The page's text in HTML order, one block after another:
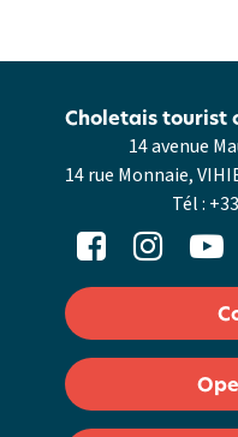
14 avenue
14 rue Monnaie,
Tél :
Choletais tourist